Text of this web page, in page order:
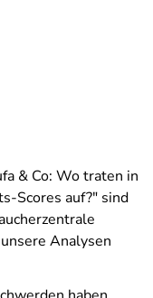
& Co: Wo traten in
Scores auf?" sind
Analysen